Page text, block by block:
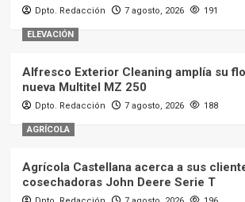
Dpto. Redacción 7 agosto, 2026 191
ELEVACIÓN
Alfresco Exterior Cleaning amplía su
nueva Multitel MZ 250
Dpto. Redacción 7 agosto, 2026 188
AGRÍCOLA
Agrícola Castellana acerca a sus
cosechadoras John Deere Serie T